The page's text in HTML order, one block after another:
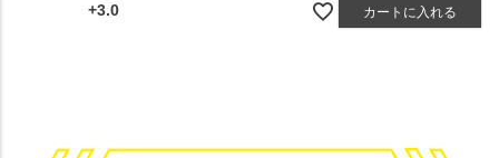
+3.0 カートに入れる